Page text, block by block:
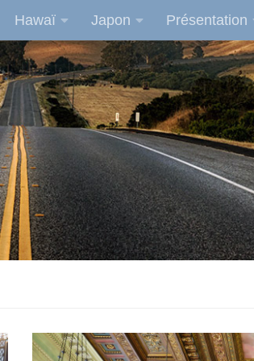
Hawaï Japon Présentation